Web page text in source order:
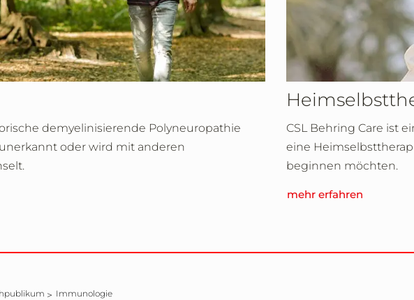
demyelinisierende Polyneuropathie
oder wird mit anderen
CSL Behring Care ist
eine
beginnen möchten.
mehr erfahren
Immunologie